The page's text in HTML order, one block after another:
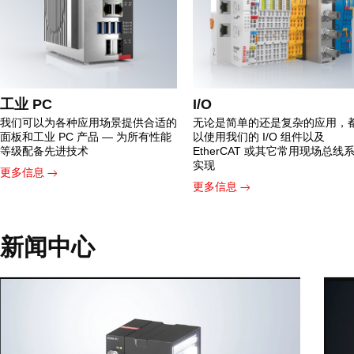
工业 PC
我们可以为各种应用场景提供合适的
面板和工业 PC 产品 — 为所有性能
等级配备先进技术
更多信息
I/O
无论是简单的还是复杂的应用，
以使用我们的 I/O 组件以及
EtherCAT 或其它常用现场总线
实现
更多信息
新闻中心